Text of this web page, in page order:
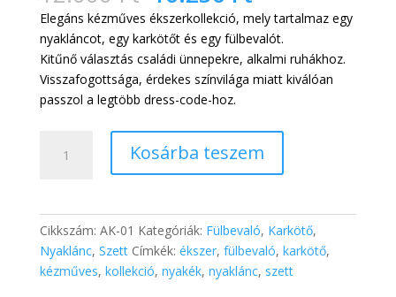
price
was:
12.000 Ft.
price
is:
10.250 Ft.
Elegáns kézműves ékszerkollekció, mely tartalmaz egy
nyakláncot, egy karkötőt és egy fülbevalót.
Kitűnő választás családi ünnepekre, alkalmi ruhákhoz.
Visszafogottsága, érdekes színvilága miatt kiválóan
passzol a legtöbb dress-code-hoz.
szett
mennyiség
Kosárba teszem
Cikkszám: AK-01 Kategóriák: Fülbevaló, Karkötő,
Nyaklánc, Szett Címkék: ékszer, fülbevaló, karkötő,
kézműves, kollekció, nyakék, nyaklánc, szett